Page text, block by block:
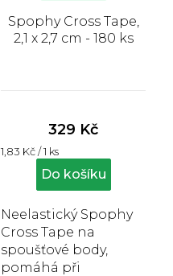
Spophy Cross Tape,
2,1 x 2,7 cm - 180 ks
produktu
5,0
329 Kč
Měrná
1,83 Kč / 1 ks
Do košíku
Neelastický Spophy
Cross Tape na
spoušťové body,
pomáhá při